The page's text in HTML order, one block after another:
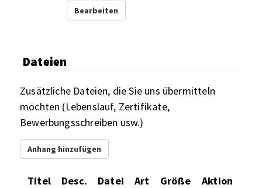
Bearbeiten
Dateien
Zusätzliche Dateien, die Sie uns übermitteln
möchten (Lebenslauf, Zertifikate,
Bewerbungsschreiben usw.)
Anhang hinzufügen
Titel Desc. Datei Art Größe Aktion